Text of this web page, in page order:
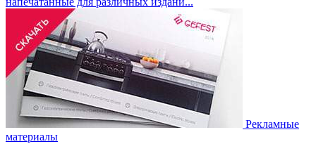
Рекламные
материалы